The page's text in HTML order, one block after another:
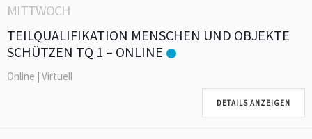
MITTWOCH
TEILQUALIFIKATION MENSCHEN UND OBJEKTE
SCHÜTZEN TQ 1 – ONLINE
Online | Virtuell
DETAILS ANZEIGEN